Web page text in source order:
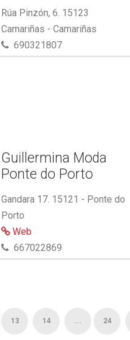
Rúa Pinzón, 6. 15123
Camariñas - Camariñas
690321807
Guillermina Moda
Ponte do Porto
Gandara 17. 15121 - Ponte do
Porto
Web
667022869
13 14 ... 24